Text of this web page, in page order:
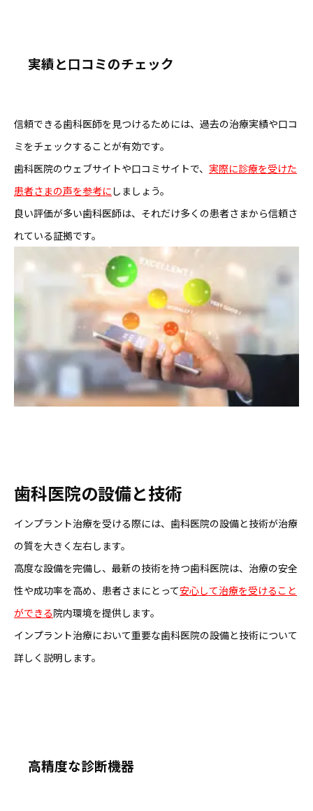
実績と口コミのチェック
信頼できる歯科医師を見つけるためには、過去の治療実績や口コ
ミをチェックすることが有効です。
歯科医院のウェブサイトや口コミサイトで、 実際に診療を受けた
患者さまの声を参考に しましょう。
良い評価が多い歯科医師は、それだけ多くの患者さまから信頼さ
れている証拠です。
歯科医院の設備と技術
インプラント治療を受ける際には、歯科医院の設備と技術が治療
の質を大きく左右します。
高度な設備を完備し、最新の技術を持つ歯科医院は、治療の安全
性や成功率を高め、患者さまにとって安心して治療を受けること
ができる院内環境を提供します。
インプラント治療において重要な歯科医院の設備と技術について
詳しく説明します。
高精度な診断機器